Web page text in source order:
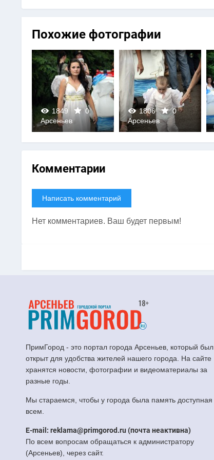
Похожие фотографии
1849
0
0
Арсеньев
1806
0
0
Арсеньев
Комментарии
Написать комментарий
Нет комментариев. Ваш будет первым!
ПримГород - это портал города Арсеньев, который был
открыт для удобства жителей нашего города. На сайте
хранятся новости, фотографии и видеоматериалы за
разные годы.
Мы стараемся, чтобы у города была память доступная
всем.
E-mail: reklama@primgorod.ru (почта неактивна)
По всем вопросам обращаться к администратору
(Арсеньев), через сайт.